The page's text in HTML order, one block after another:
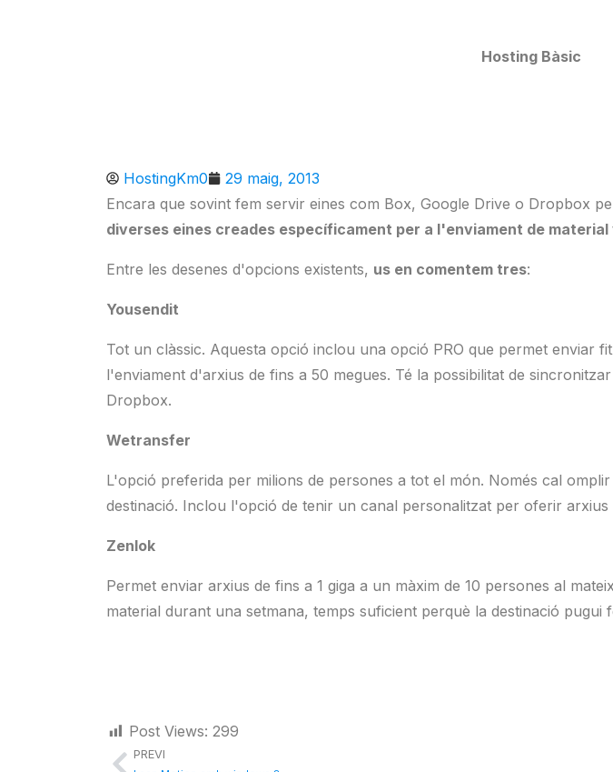
Hosting Bàsic
HostingKm0
29 maig, 2013
Encara que sovint fem servir eines com Box, Google Drive o Dropbox
diverses eines creades específicament per a l'enviament de
Entre les desenes d'opcions existents, us en comentem tres:
Yousendit
Tot un clàssic. Aquesta opció inclou una opció PRO que permet enviar
l'enviament d'arxius de fins a 50 megues. Té la possibilitat de
Dropbox.
Wetransfer
L'opció preferida per milions de persones a tot el món. Només cal
destinació. Inclou l'opció de tenir un canal personalitzat per oferir
Zenlok
Permet enviar arxius de fins a 1 giga a un màxim de 10 persones al
material durant una setmana, temps suficient perquè la destinació
Post Views: 299
PREVI